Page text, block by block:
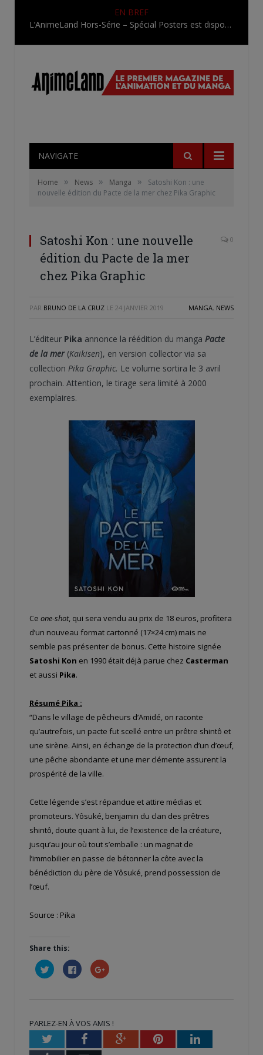
EN BREF
L’AnimeLand Hors-Série – Spécial Posters est disponible !
NAVIGATE
Home » News » Manga »
Satoshi Kon : une
nouvelle édition du Pacte de la mer chez Pika Graphic
Satoshi Kon : une nouvelle
édition du Pacte de la mer
chez Pika Graphic
0
PAR BRUNO DE LA CRUZ LE 24 JANVIER 2019 MANGA, NEWS
L’éditeur Pika annonce la réédition du manga Pacte
de la mer(Kaikisen), en version collector via sa
collection Pika Graphic. Le volume sortira le 3 avril
prochain. Attention, le tirage sera limité à 2000
exemplaires.
Ce one-shot, qui sera vendu au prix de 18 euros, profitera
d’un nouveau format cartonné (17×24 cm) mais ne
semble pas présenter de bonus. Cette histoire signée
Satoshi Kon en 1990 était déjà parue chez Casterman
et aussi Pika.
Résumé Pika :
“Dans le village de pêcheurs d’Amidé, on raconte
qu’autrefois, un pacte fut scellé entre un prêtre shintô et
une sirène. Ainsi, en échange de la protection d’un d’œuf,
une pêche abondante et une mer clémente assurent la
prospérité de la ville.
Cette légende s’est répandue et attire médias et
promoteurs. Yôsuké, benjamin du clan des prêtres
shintô, doute quant à lui, de l’existence de la créature,
jusqu’au jour où tout s’emballe : un magnat de
l’immobilier en passe de bétonner la côte avec la
bénédiction du père de Yôsuké, prend possession de
l’œuf.
Source : Pika
Share this:
Cliquez
pour
partager
fenêtre)
Cliquez
pour
partager
fenêtre)
Cliquez
pour
nouvelle
fenêtre)
PARLEZ-EN À VOS AMIS !
TwitterFacebookGoogle+PinterestLinkedIn